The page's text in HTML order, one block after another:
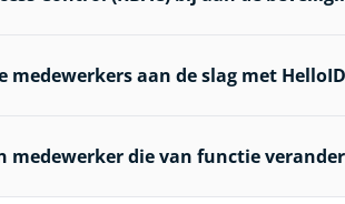
medewerkers aan de slag met
medewerker die van functie